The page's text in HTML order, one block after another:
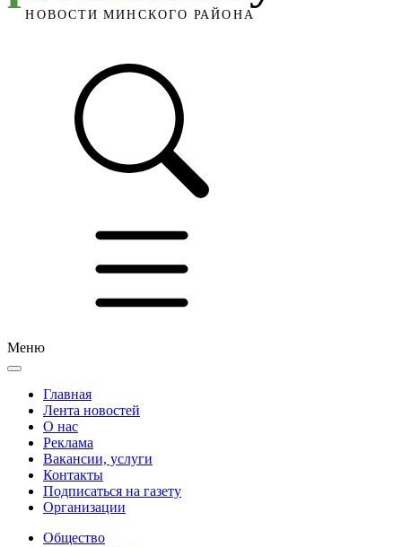
Меню
Главная
Лента новостей
О нас
Реклама
Вакансии, услуги
Контакты
Подписаться на газету
Организации
Общество